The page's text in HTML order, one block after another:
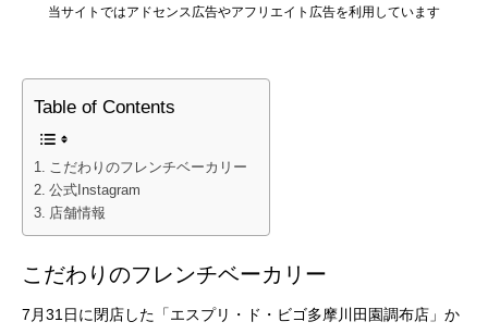
当サイトではアドセンス広告やアフリエイト広告を利用しています
Table of Contents
こだわりのフレンチベーカリー
公式Instagram
店舗情報
こだわりのフレンチベーカリー
7月31日に閉店した「エスプリ・ド・ビゴ多摩川田園調布店」か